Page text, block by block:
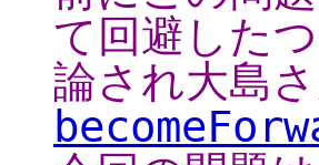
て回避した
論され大島